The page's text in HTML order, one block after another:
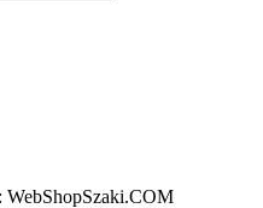
WebShopSzaki.COM